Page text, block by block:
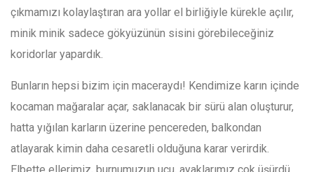
çıkmamızı kolaylaştıran ara yollar el birliğiyle kürekle açılır,
minik minik sadece gökyüzünün sisini görebileceğiniz
koridorlar yapardık.
Bunların hepsi bizim için maceraydı! Kendimize karın içinde
kocaman mağaralar açar, saklanacak bir sürü alan oluşturur,
hatta yığılan karların üzerine pencereden, balkondan
atlayarak kimin daha cesaretli olduğuna karar verirdik.